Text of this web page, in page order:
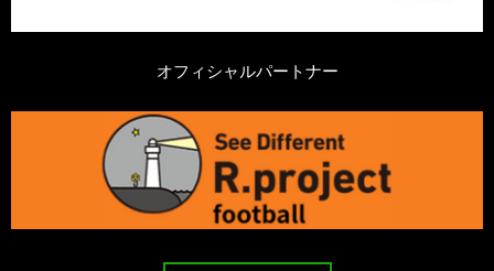
オフィシャルパートナー